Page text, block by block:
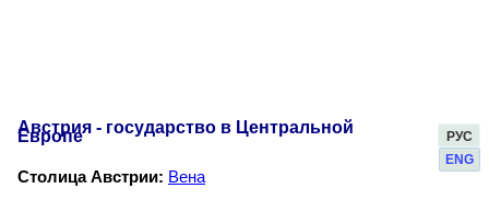
РУС
ENG
Австрия - государство в Центральной
Европе
Столица Австрии: Вена